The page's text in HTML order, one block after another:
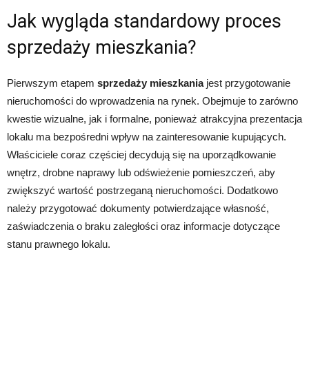
Jak wygląda standardowy proces
sprzedaży mieszkania?
Pierwszym etapem sprzedaży mieszkaniajest przygotowanie
nieruchomości do wprowadzenia na rynek. Obejmuje to zarówno
kwestie wizualne, jak i formalne, ponieważ atrakcyjna prezentacja
lokalu ma bezpośredni wpływ na zainteresowanie kupujących.
Właściciele coraz częściej decydują się na uporządkowanie
wnętrz, drobne naprawy lub odświeżenie pomieszczeń, aby
zwiększyć wartość postrzeganą nieruchomości. Dodatkowo
należy przygotować dokumenty potwierdzające własność,
zaświadczenia o braku zaległości oraz informacje dotyczące
stanu prawnego lokalu.